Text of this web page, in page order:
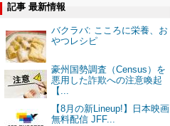
記事 最新情報
バクラバ: こころに栄養、お
やつレシピ
豪州国勢調査（Census）を
悪用した詐欺への注意喚起
【...
【8月の新Lineup!】日本映画
無料配信 JFF...